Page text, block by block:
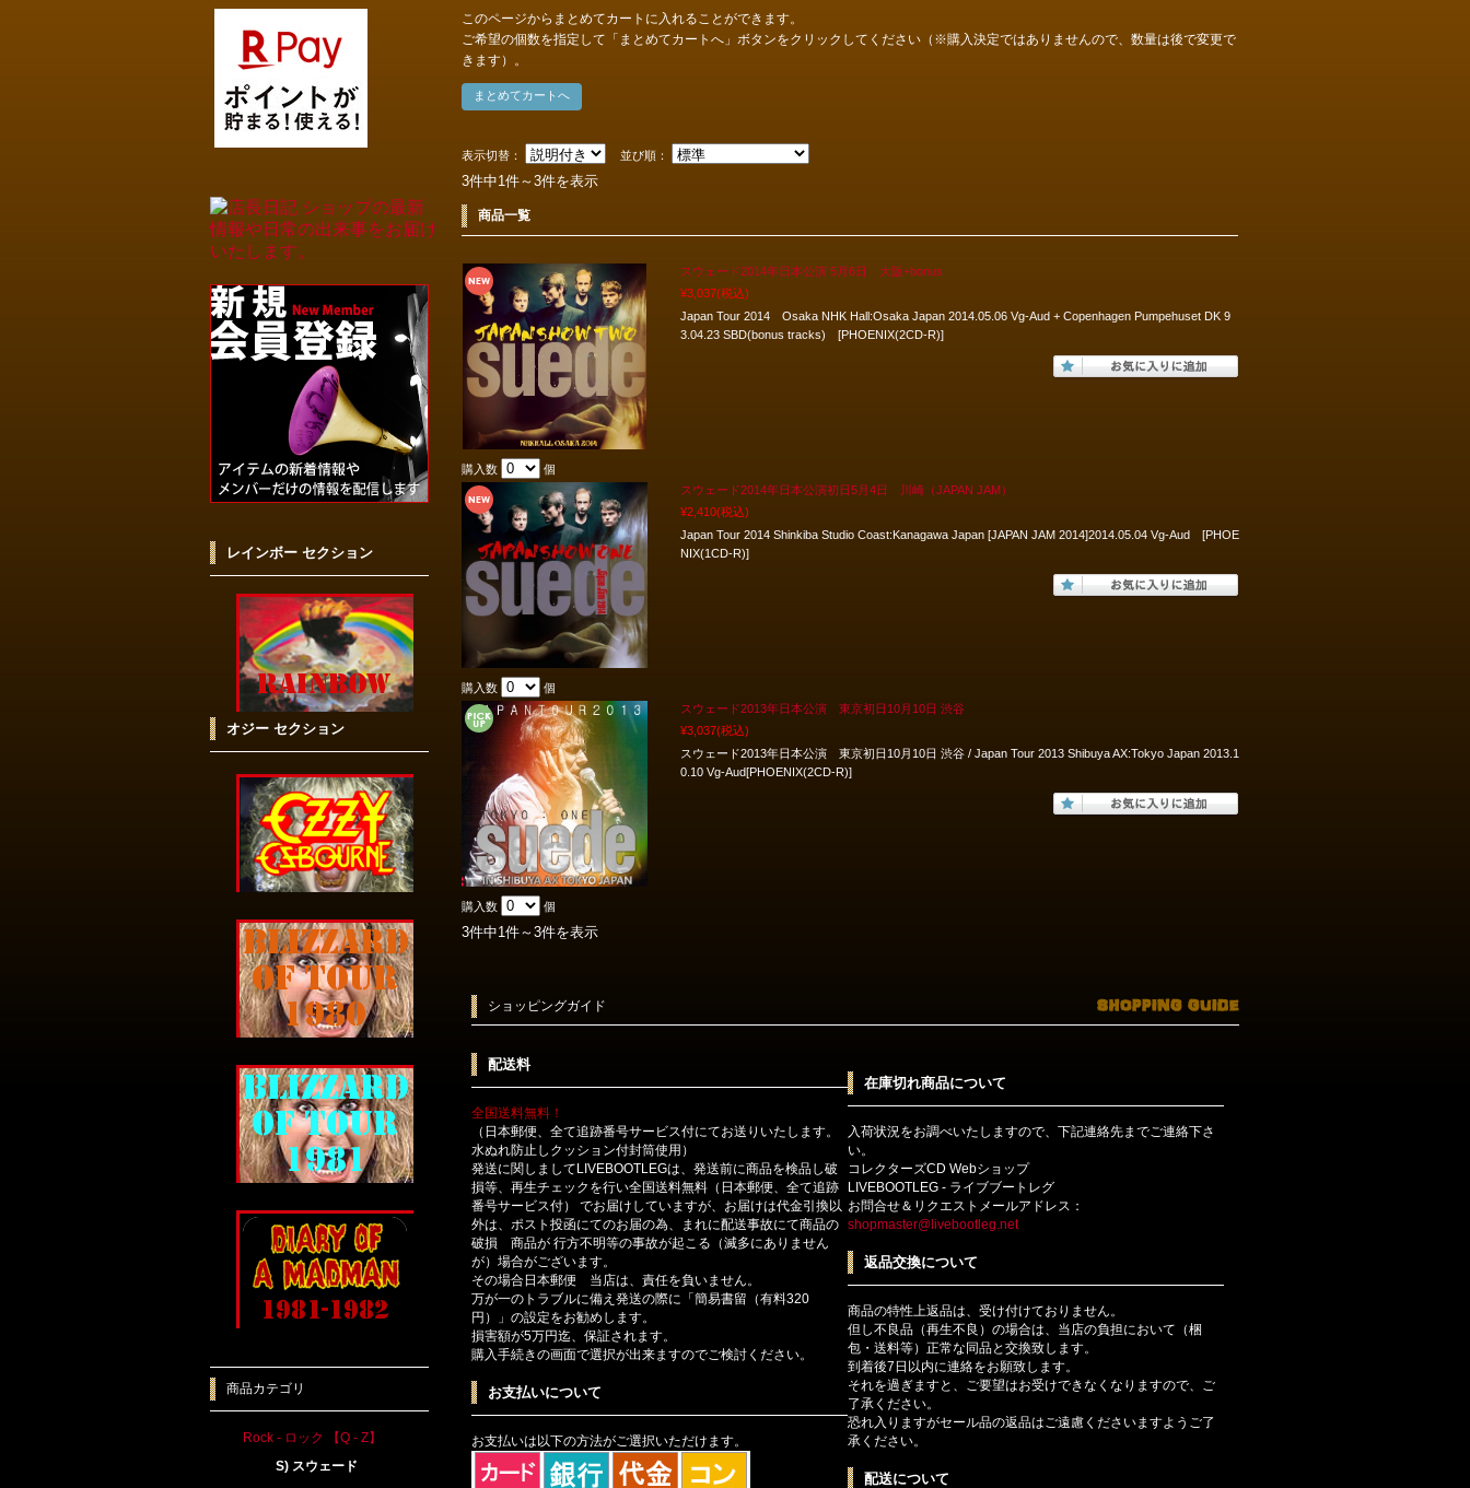
このページからまとめてカートに入れることができます。
ご希望の個数を指定して「まとめてカートへ」ボタンをクリックしてください（※購入決定ではありませんので、数量は後で変更で
きます）。
表示切替： 並び順：
3件中1件～3件を表示
商品一覧
スウェード2014年日本公演 5月6日 大阪+bonus
¥3,037(税込)
Japan Tour 2014 Osaka NHK Hall:Osaka Japan 2014.05.06 Vg-Aud + Copenhagen Pumpehuset DK 9
3.04.23 SBD(bonus tracks) [PHOENIX(2CD-R)]
購入数
個
スウェード2014年日本公演初日5月4日 川崎（JAPAN JAM）
¥2,410(税込)
Japan Tour 2014 Shinkiba Studio Coast:Kanagawa Japan [JAPAN JAM 2014]2014.05.04 Vg-Aud [PHOE
NIX(1CD-R)]
購入数
個
スウェード2013年日本公演 東京初日10月10日 渋谷
¥3,037(税込)
スウェード2013年日本公演 東京初日10月10日 渋谷 / Japan Tour 2013 Shibuya AX:Tokyo Japan 2013.1
0.10 Vg-Aud[PHOENIX(2CD-R)]
購入数 個
3件中1件～3件を表示
ショッピングガイド
配送料
全国送料無料！
（日本郵便、全て追跡番号サービス付にてお送りいたします。
水ぬれ防止しクッション付封筒使用）
発送に関しましてLIVEBOOTLEGは、発送前に商品を検品し破
損等、再生チェックを行い全国送料無料（日本郵便、全て追跡
番号サービス付） でお届けしていますが、お届けは代金引換以
外は、ポスト投函にてのお届の為、まれに配送事故にて商品の
破損 商品が 行方不明等の事故が起こる（滅多にありません
が）場合がございます。
その場合日本郵便 当店は、責任を負いません。
万が一のトラブルに備え発送の際に「簡易書留（有料320
円）」の設定をお勧めします。
損害額が5万円迄、保証されます。
購入手続きの画面で選択が出来ますのでご検討ください。
お支払いについて
お支払いは以下の方法がご選択いただけます。
在庫切れ商品について
入荷状況をお調べいたしますので、下記連絡先までご連絡下さ
い。
コレクターズCD Webショップ
LIVEBOOTLEG - ライブブートレグ
お問合せ＆リクエストメールアドレス：
shopmaster@livebootleg.net
返品交換について
商品の特性上返品は、受け付けておりません。
但し不良品（再生不良）の場合は、当店の負担において（梱
包・送料等）正常な同品と交換致します。
到着後7日以内に連絡をお願致します。
それを過ぎますと、ご要望はお受けできなくなりますので、ご
了承ください。
恐れ入りますがセール品の返品はご遠慮くださいますようご了
承ください。
配送について
レインボー セクション
オジー セクション
商品カテゴリ
Rock - ロック 【Q - Z】
S) スウェード